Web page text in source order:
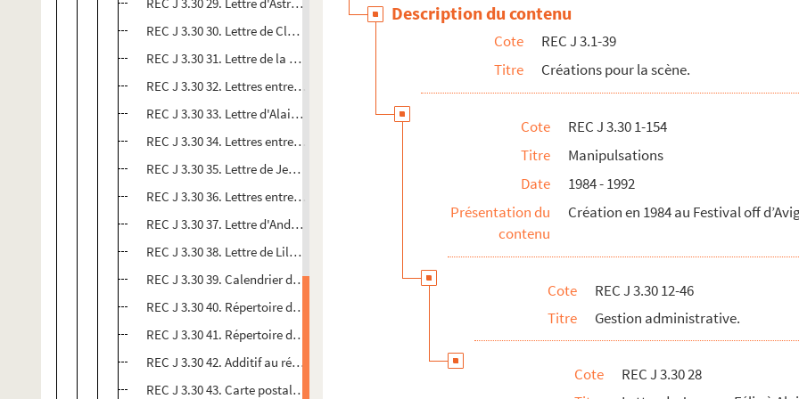
REC J 3.30 30. Lettre de Claude Crouail à Alain Recoing
REC J 3.30 31. Lettre de la compagnie Les marionnettes del Païs sur une représentation de Manipulsations
REC J 3.30 32. Lettres entre Alain Recoing et Pierre-Henri Lamauve
REC J 3.30 33. Lettre d'Alain Recoing à Bruno Iovino
REC J 3.30 34. Lettres entre Catherine Nasser Michaela Lippe et Jack Salom
REC J 3.30 35. Lettre de Jean-Pascal Viault à Catherine Nasser
REC J 3.30 36. Lettres entre Catherine Perez et monsieur Gosseret
REC J 3.30 37. Lettre d'André Morel et Annie Bernier à Alain Recoing, s.d.
REC J 3.30 38. Lettre de Lilas à Alain Recoing, s.d.
REC J 3.30 39. Calendrier des représentations du Théâtre aux mains nues de juin à novembre 1985, s.d.
REC J 3.30 40. Répertoire des spectacles en production et en tournée pour la saison 1986-1987 de La gestion des spe...
REC J 3.30 41. Répertoire des créations pour la saison 1986-1987 de La gestion des spectacles, s.d.
REC J 3.30 42. Additif au répertoires des créations pour la saison 1986-1987 de La gestion des spectacles, s.d.
REC J 3.30 43. Carte postale de Thierry Vernet sur le héros et la scénographie de Manipulsations
Description du contenu
Cote
REC J 3.1-39
Titre
Créations pour la scène.
Cote
REC J 3.30 1-154
Titre
Manipulsations
Date
1984 - 1992
Présentation du
contenu
Création en 1984 au Festival off
Cote
REC J 3.30 12-46
Titre
Gestion administrative.
Cote
REC J 3.30 28